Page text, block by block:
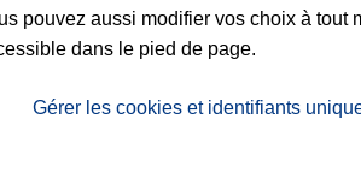
pouvez aussi modifier vos choix à tout
dans le pied de page.
Gérer les cookies et identifiants